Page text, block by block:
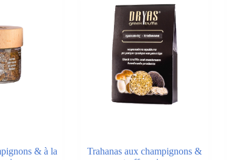
& à la
Trahanas aux champignons &